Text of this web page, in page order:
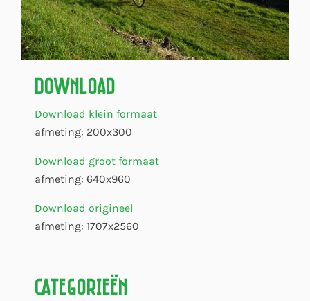
Download
Download klein formaat
afmeting: 200x300
Download groot formaat
afmeting: 640x960
Download origineel
afmeting: 1707x2560
Categorieën